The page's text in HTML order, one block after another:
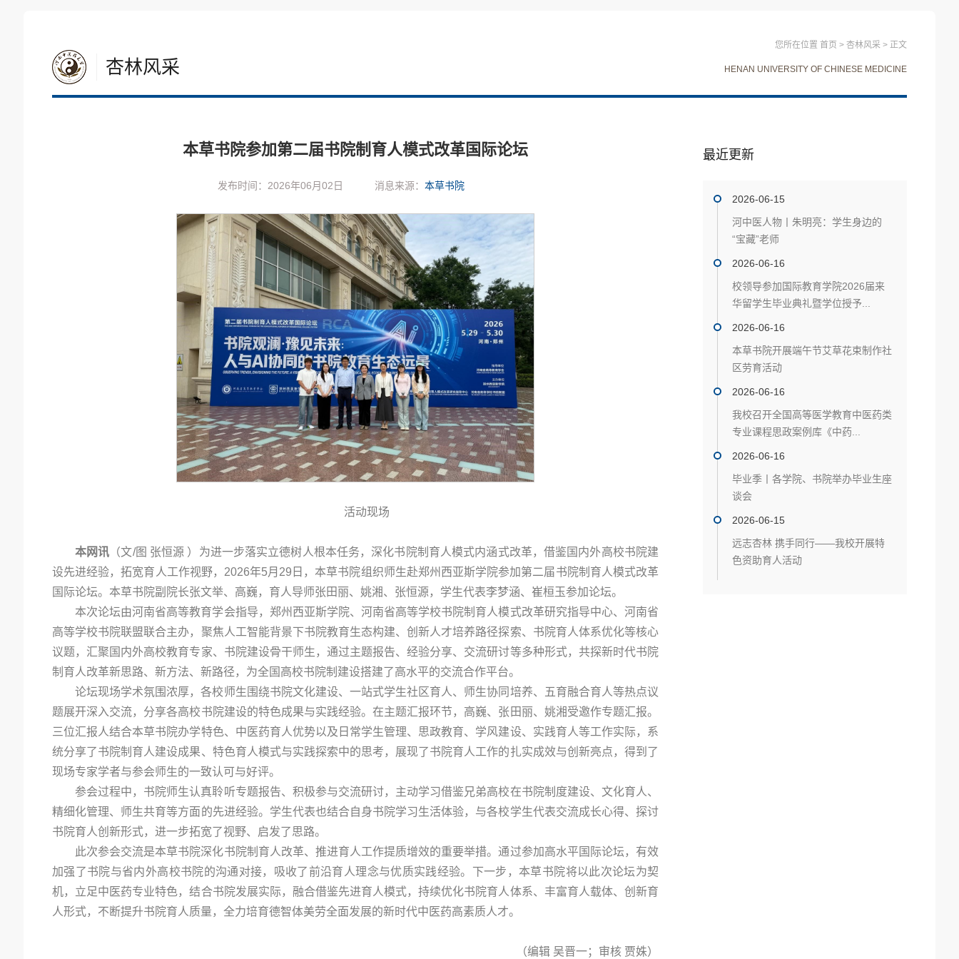
您所在位置 首页 > 杏林风采 > 正文
杏林风采 HENAN UNIVERSITY OF CHINESE MEDICINE
本草书院参加第二届书院制育人模式改革国际论坛
发布时间：2026年06月02日 消息来源： 本草书院
活动现场
本网讯 （文/图 张恒源 ）为进一步落实立德树人根本任务，深化书院制育人模式内涵式改革，借鉴国内外高校书院建
设先进经验，拓宽育人工作视野，2026年5月29日，本草书院组织师生赴郑州西亚斯学院参加第二届书院制育人模式改革
国际论坛。本草书院副院长张文举、高巍，育人导师张田丽、姚湘、张恒源，学生代表李梦涵、崔桓玉参加论坛。
本次论坛由河南省高等教育学会指导，郑州西亚斯学院、河南省高等学校书院制育人模式改革研究指导中心、河南省
高等学校书院联盟联合主办，聚焦人工智能背景下书院教育生态构建、创新人才培养路径探索、书院育人体系优化等核心
议题，汇聚国内外高校教育专家、书院建设骨干师生，通过主题报告、经验分享、交流研讨等多种形式，共探新时代书院
制育人改革新思路、新方法、新路径，为全国高校书院制建设搭建了高水平的交流合作平台。
论坛现场学术氛围浓厚，各校师生围绕书院文化建设、一站式学生社区育人、师生协同培养、五育融合育人等热点议
题展开深入交流，分享各高校书院建设的特色成果与实践经验。在主题汇报环节，高巍、张田丽、姚湘受邀作专题汇报。
三位汇报人结合本草书院办学特色、中医药育人优势以及日常学生管理、思政教育、学风建设、实践育人等工作实际，系
统分享了书院制育人建设成果、特色育人模式与实践探索中的思考，展现了书院育人工作的扎实成效与创新亮点，得到了
现场专家学者与参会师生的一致认可与好评。
参会过程中，书院师生认真聆听专题报告、积极参与交流研讨，主动学习借鉴兄弟高校在书院制度建设、文化育人、
精细化管理、师生共育等方面的先进经验。学生代表也结合自身书院学习生活体验，与各校学生代表交流成长心得、探讨
书院育人创新形式，进一步拓宽了视野、启发了思路。
此次参会交流是本草书院深化书院制育人改革、推进育人工作提质增效的重要举措。通过参加高水平国际论坛，有效
加强了书院与省内外高校书院的沟通对接，吸收了前沿育人理念与优质实践经验。下一步，本草书院将以此次论坛为契
机，立足中医药专业特色，结合书院发展实际，融合借鉴先进育人模式，持续优化书院育人体系、丰富育人载体、创新育
人形式，不断提升书院育人质量，全力培育德智体美劳全面发展的新时代中医药高素质人才。
（编辑 吴晋一；审核 贾姝）
最近更新
2026-06-15
河中医人物丨朱明亮：学生身边的
“宝藏”老师
2026-06-16
校领导参加国际教育学院2026届来
华留学生毕业典礼暨学位授予...
2026-06-16
本草书院开展端午节艾草花束制作社
区劳育活动
2026-06-16
我校召开全国高等医学教育中医药类
专业课程思政案例库《中药...
2026-06-16
毕业季丨各学院、书院举办毕业生座
谈会
2026-06-15
远志杏林 携手同行——我校开展特
色资助育人活动